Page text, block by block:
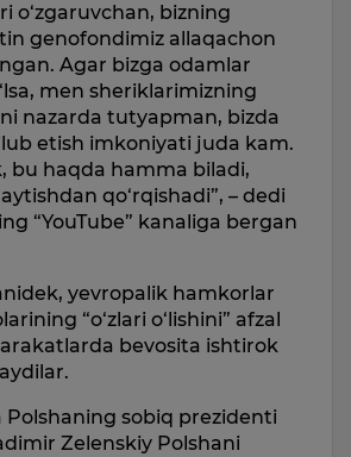
o‘zgaruvchan, bizning
genofondimiz allaqachon
Agar bizga odamlar
men sheriklarimizning
nazarda tutyapman, bizda
etish imkoniyati juda kam.
bu haqda hamma biladi,
qo‘rqishadi”, – dedi
“YouTube” kanaliga bergan
yevropalik hamkorlar
“o‘zlari o‘lishini” afzal
bevosita ishtirok
Polshaning sobiq prezidenti
Zelenskiy Polshani